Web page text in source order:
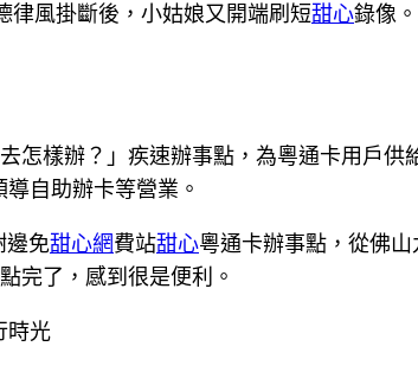
律風掛斷後，小姑娘又開端刷短甜心錄像
怎樣辦？」疾速辦事點，為粵通卡用戶供
自助辦卡等營業。
邊免甜心網費站甜心粵通卡辦事點，從佛
完了，感到很是便利。
時光